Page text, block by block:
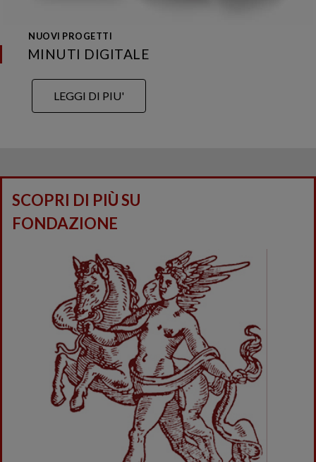
NUOVI PROGETTI
MINUTI DIGITALE
LEGGI DI PIU'
SCOPRI DI PIÙ SU
FONDAZIONE